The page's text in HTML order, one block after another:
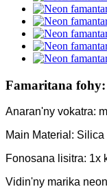
Famaritana fohy:
Anaran'ny vokatra:
Main Material:
Fonosana lisitra: 1x
Vidin'ny marika